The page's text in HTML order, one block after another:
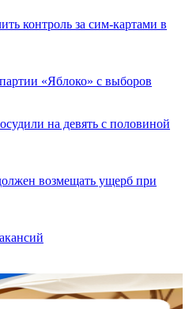
контроль за сим-картами в
«Яблоко» с выборов
на девять с половиной
возмещать ущерб при